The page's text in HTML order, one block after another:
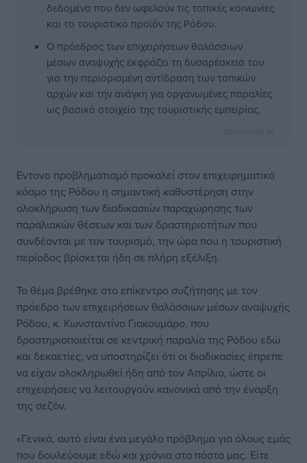
δεδομένα που δεν ωφελούν τις τοπικές κοινωνίες
και το τουριστικό προϊόν της Ρόδου.
Ο πρόεδρος των επιχειρήσεων θαλάσσιων
μέσων αναψυχής εκφράζει τη δυσαρέσκειά του
για την περιορισμένη αντίδραση των τοπικών
αρχών και την ανάγκη για οργανωμένες παραλίες
ως βασικό στοιχείο της τουριστικής εμπειρίας.
Εντονο προβληματισμό προκαλεί στον επιχειρηματικό
κόσμο της Ρόδου η σημαντική καθυστέρηση στην
ολοκλήρωση των διαδικασιών παραχώρησης των
παραλιακών θέσεων και των δραστηριοτήτων που
συνδέονται με τον τουρισμό, την ώρα που η τουριστική
περίοδος βρίσκεται ήδη σε πλήρη εξέλιξη.
Το θέμα βρέθηκε στο επίκεντρο συζήτησης με τον
πρόεδρο των επιχειρήσεων θαλάσσιων μέσων αναψυχής
Ρόδου, κ. Κωνσταντίνο Γιακουμάρο, που
δραστηριοποιείται σε κεντρική παραλία της Ρόδου εδώ
και δεκαετίες, να υποστηρίζει ότι οι διαδικασίες έπρεπε
να είχαν ολοκληρωθεί ήδη από τον Απρίλιο, ώστε οι
επιχειρήσεις να λειτουργούν κανονικά από την έναρξη
της σεζόν.
«Γενικά, αυτό είναι ένα μεγάλο πρόβλημα για όλους εμάς
που δουλεύουμε εδώ και χρόνια στα πόστα μας. Είτε